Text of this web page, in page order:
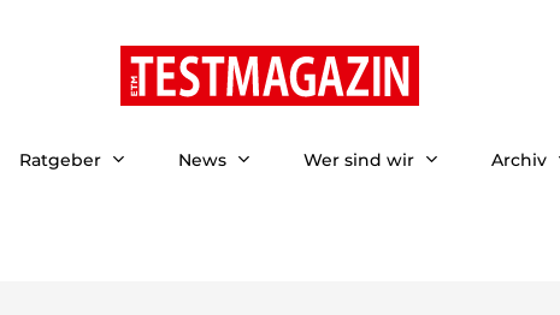
Ratgeber News Wer sind wir Archiv